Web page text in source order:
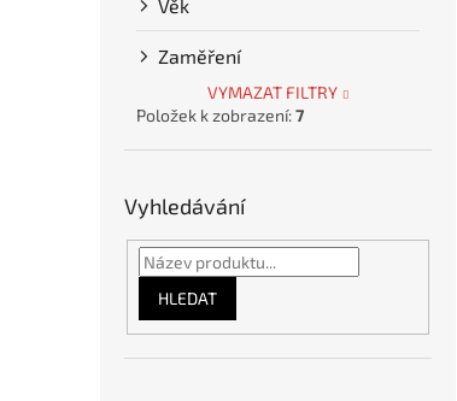
Věk
Zaměření
VYMAZAT FILTRY
Položek k zobrazení:7
Vyhledávání
HLEDAT